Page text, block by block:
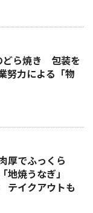
どら焼き 包装を
努力による「物
厚でふっくら
焼うなぎ」
イクアウトも